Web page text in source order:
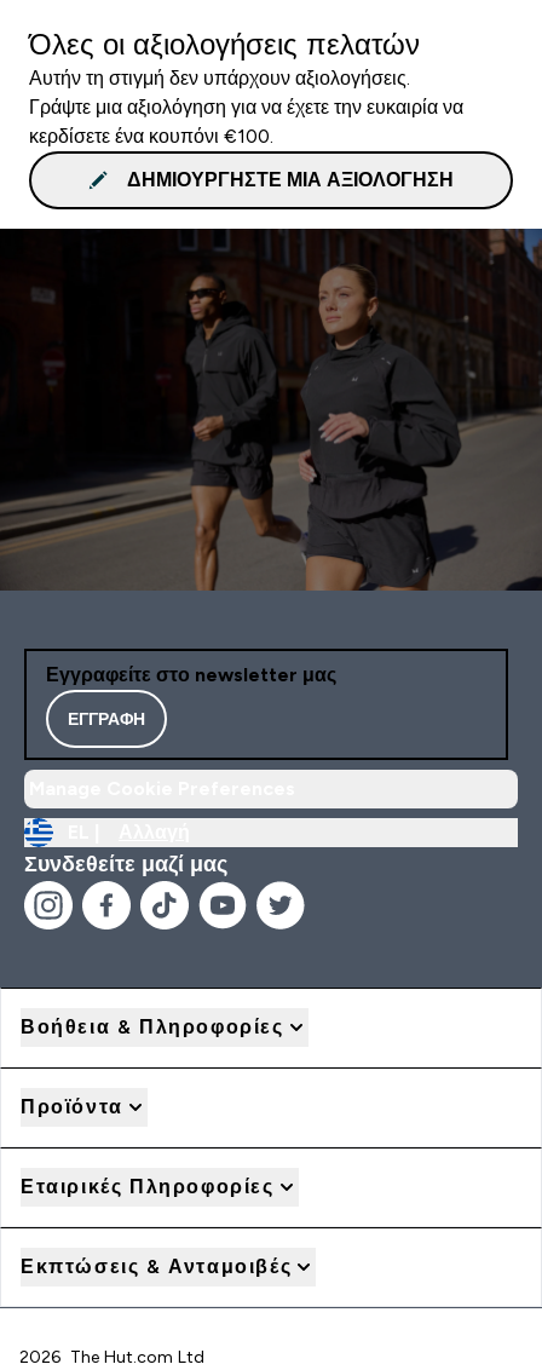
Όλες οι αξιολογήσεις πελατών
Αυτήν τη στιγμή δεν υπάρχουν αξιολογήσεις.
Γράψτε μια αξιολόγηση για να έχετε την ευκαιρία να
κερδίσετε ένα κουπόνι €100.
ΔΗΜΙΟΥΡΓΉΣΤΕ ΜΙΑ ΑΞΙΟΛΌΓΗΣΗ
Εγγραφείτε στο newsletter μας
ΕΓΓΡΑΦΉ
Συνδεθείτε μαζί μας
Βοήθεια & Πληροφορίες
Προϊόντα
Εταιρικές Πληροφορίες
Εκπτώσεις & Ανταμοιβές
2026 The Hut.com Ltd